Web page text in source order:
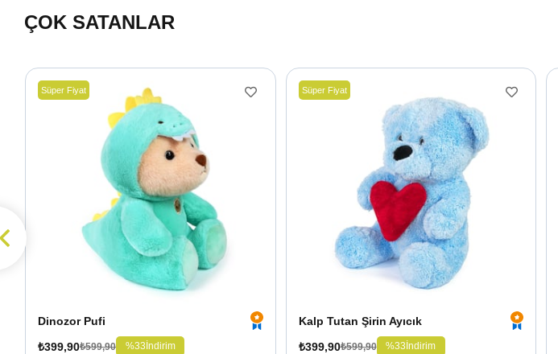
ÇOK SATANLAR
Dinozor Pufi
₺399,90₺599,90 %33 İndirim
Süper Fiyat
Kalp Tutan Şirin Ayıcık
₺399,90₺599,90 %33 İndirim
Süper Fiyat